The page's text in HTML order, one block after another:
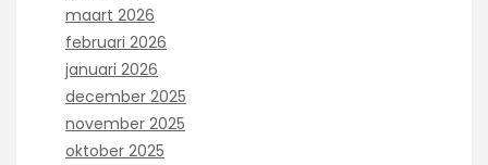
maart 2026
februari 2026
januari 2026
december 2025
november 2025
oktober 2025